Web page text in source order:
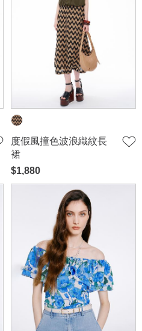
度假風撞色波浪織紋長
裙
$1,880